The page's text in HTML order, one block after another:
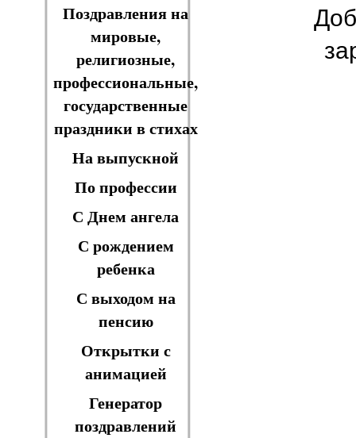
Поздравления на
мировые,
религиозные,
профессиональные,
государственные
праздники в стихах
На выпускной
По профессии
С Днем ангела
С рождением
ребенка
С выходом на
пенсию
Открытки с
анимацией
Генератор
поздравлений